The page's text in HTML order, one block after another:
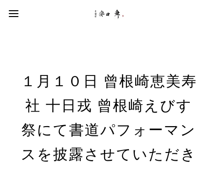
１月１０日 曾根崎恵美寿
社 十日戎 曾根崎えびす
祭にて書道パフォーマン
スを披露させていただき